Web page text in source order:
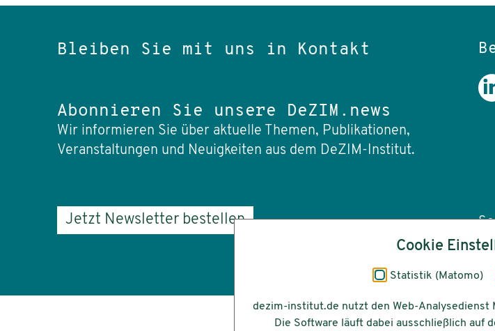
Bleiben Sie mit uns in Kontakt
Abonnieren Sie unsere DeZIM.news
Wir informieren Sie über aktuelle Themen, Publikationen,
Veranstaltungen und Neuigkeiten aus dem DeZIM-Institut.
Jetzt Newsletter bestellen
Cookie
Statistik (Matomo)
dezim-institut.de nutzt den Web-Analysedienst
Die Software läuft dabei ausschließlich auf